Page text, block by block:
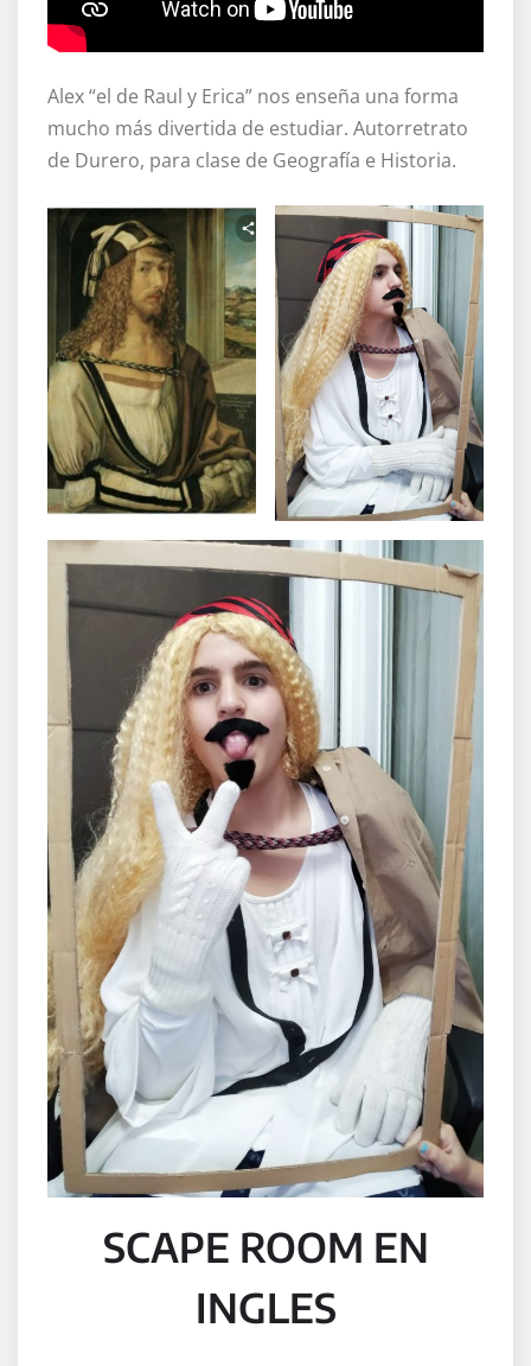
Alex “el de Raul y Erica” nos enseña una forma
mucho más divertida de estudiar. Autorretrato
de Durero, para clase de Geografía e Historia.
SCAPE ROOM EN
INGLES